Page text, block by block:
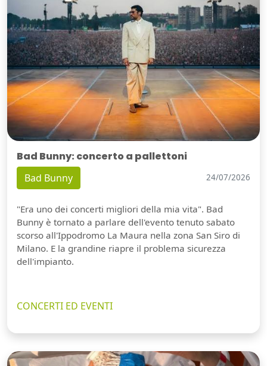
Bad Bunny: concerto a pallettoni
Bad Bunny 24/07/2026
"Era uno dei concerti migliori della mia vita". Bad
Bunny è tornato a parlare dell'evento tenuto sabato
scorso all'Ippodromo La Maura nella zona San Siro di
Milano. E la grandine riapre il problema sicurezza
dell'impianto.
CONCERTI ED EVENTI